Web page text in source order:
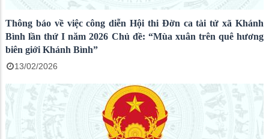
Thông báo về việc công diễn Hội thi Đờn ca tài tử xã Khánh
Bình lần thứ I năm 2026 Chủ đề: “Mùa xuân trên quê hương
biên giới Khánh Bình”
13/02/2026